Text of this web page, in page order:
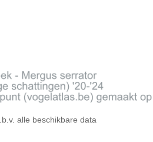
alle beschikbare data